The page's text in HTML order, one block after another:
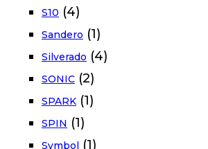
S10 (4)
Sandero (1)
Silverado (4)
SONIC (2)
SPARK (1)
SPIN (1)
Symbol (1)